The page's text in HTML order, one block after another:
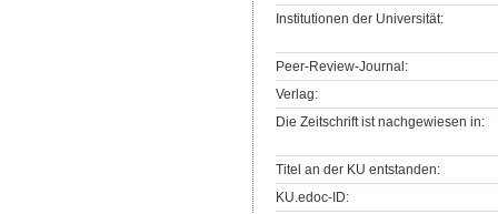
Institutionen der Universität:
Peer-Review-Journal:
Verlag:
Die Zeitschrift ist nachgewiesen in:
Titel an der KU entstanden:
KU.edoc-ID: